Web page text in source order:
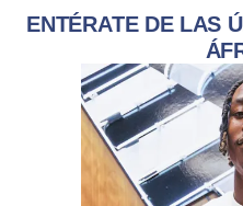
ENTÉRATE DE LAS